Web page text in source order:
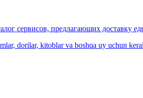
сервисов, предлагающих доставку
dorilar, kitoblar va boshqa uy uchun